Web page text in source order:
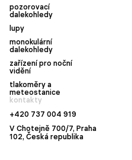
pozorovací
dalekohledy
lupy
monokulární
dalekohledy
zařízení pro noční
vidění
tlakoměry a
meteostanice
kontakty
+420 737 004 919
V Chotejně 700/7, Praha
102, Česká republika